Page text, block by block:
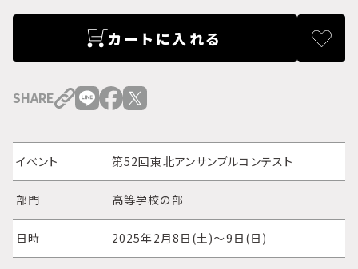
カートに入れる
SHARE
イベント 第52回東北アンサンブルコンテスト
部門 高等学校の部
日時 2025年2月8日(土)～9日(日)